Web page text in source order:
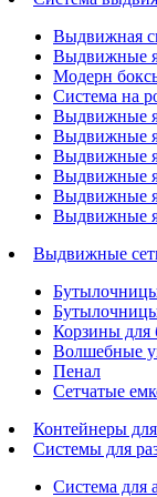
Выдвижная
Выдвижные
Модерн
Система на
Выдвижные
Выдвижные
Выдвижные
Выдвижные
Выдвижные
Выдвижные
Выдвижные
Корзины для
Волшебные
Пенал
Cетчатые
Контейнеры
Системы для
Система для